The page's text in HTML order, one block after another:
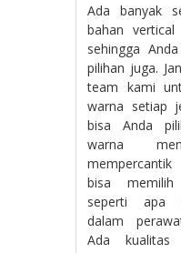
Ada banyak
bahan
sehingga
pilihan juga.
team kami
warna setiap
bisa Anda
warna
bisa memilih
seperti apa
dalam
Ada